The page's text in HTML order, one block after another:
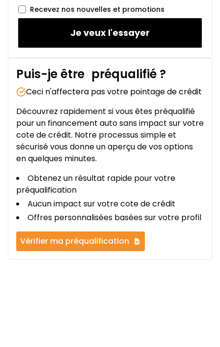
Recevez nos nouvelles et promotions
Je veux l'essayer
Puis-je être préqualifié ?
Ceci n'affectera pas votre pointage de crédit
Découvrez rapidement si vous êtes préqualifié
pour un financement auto sans impact sur votre
cote de crédit. Notre processus simple et
sécurisé vous donne un aperçu de vos options
en quelques minutes.
Obtenez un résultat rapide pour votre
préqualification
Aucun impact sur votre cote de crédit
Offres personnalisées basées sur votre profil
Vérifier ma préqualification